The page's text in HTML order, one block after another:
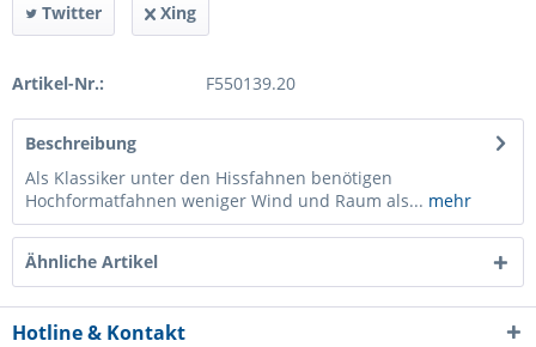
Twitter Xing
Artikel-Nr.: F550139.20
Beschreibung
Als Klassiker unter den Hissfahnen benötigen
Hochformatfahnen weniger Wind und Raum als... mehr
Ähnliche Artikel
Hotline & Kontakt